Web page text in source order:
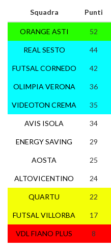
Squadra
ORANGE ASTI
REAL SESTO
FUTSAL CORNEDO
OLIMPIA VERONA
VIDEOTON CREMA
AVIS ISOLA
ENERGY SAVING
AOSTA
ALTOVICENTINO
QUARTU
FUTSAL VILLORBA
VDL FIANO PLUS
Punti
52
44
42
36
35
34
29
25
24
22
17
8